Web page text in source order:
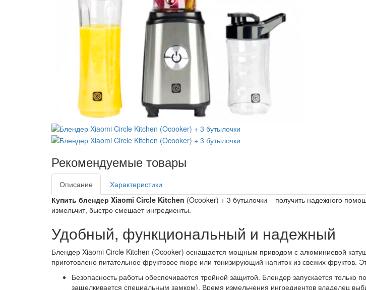
Рекомендуемые товары
Описание
Характеристики
Купить блендер Xiaomi Circle Kitchen (Ocooker) + 3 бутылочки – получить надежного
измельчит, быстро смешает ингредиенты.
Удобный, функциональный и надежный
Блендер Xiaomi Circle Kitchen (Ocooker) оснащается мощным приводом с алюминиевой
приготовлено питательное фруктовое пюре или тонизирующий напиток из свежих
Безопасность работы обеспечивается тройной защитой. Блендер запускается
защелкивается специальным замком). Время измельчения ингредиентов владелец